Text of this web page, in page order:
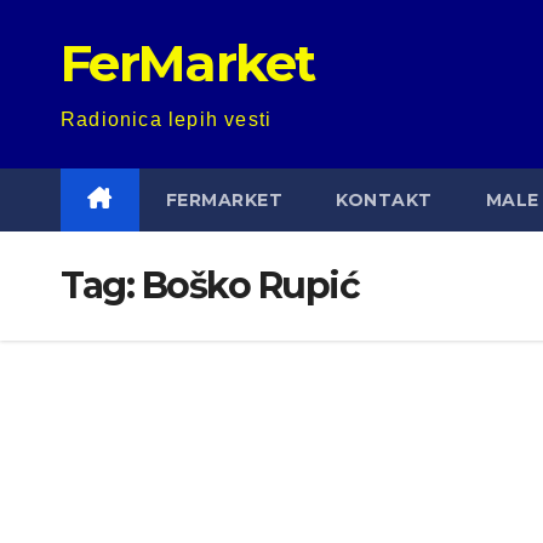
FerMarket
Radionica lepih vesti
FERMARKET KONTAKT MALE
Tag: Boško Rupić